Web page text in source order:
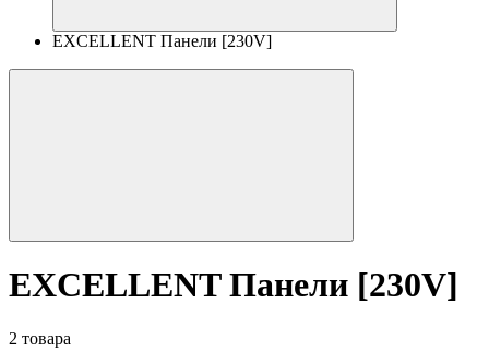
EXCELLENT Панели [230V]
EXCELLENT Панели [230V]
2 товара